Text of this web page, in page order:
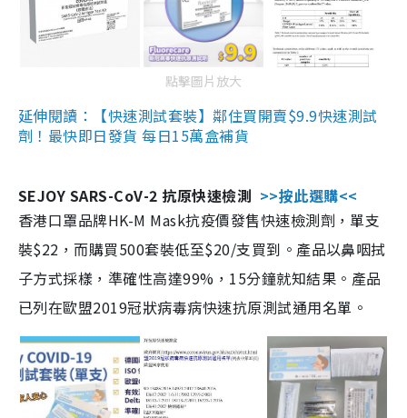
點擊圖片放大
延伸閱讀：【快速測試套裝】鄰住買開賣$9.9快速測試
劑！最快即日發貨 每日15萬盒補貨
SEJOY SARS-CoV-2 抗原快速檢測 >>按此選購<<
香港口罩品牌HK-M Mask抗疫價發售快速檢測劑，單支
裝$22，而購買500套裝低至$20/支買到。產品以鼻咽拭
子方式採樣，準確性高達99%，15分鐘就知結果。產品
已列在歐盟2019冠狀病毒病快速抗原測試通用名單。